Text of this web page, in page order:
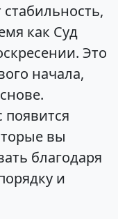
как Суд
Это
начала,
вы
благодаря
и